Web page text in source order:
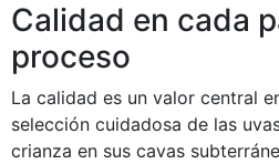
Calidad en cada
proceso
La calidad es un valor central
selección cuidadosa de las
crianza en sus cavas